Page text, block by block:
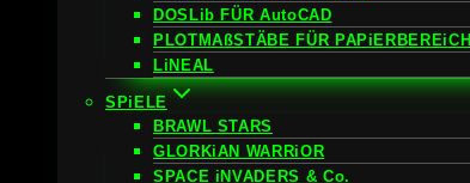
DOSLib FÜR AutoCAD
PLOTMAßSTÄBE FÜR PAPiERBEREiCH
LiNEAL
SPiELE
BRAWL STARS
GLORKiAN WARRiOR
SPACE iNVADERS & Co.